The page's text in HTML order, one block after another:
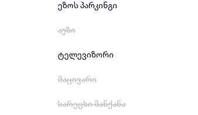
ეზოს პარკინგი
აუზი
ტელევიზორი
მაცივარი
სარეცხი მანქანა